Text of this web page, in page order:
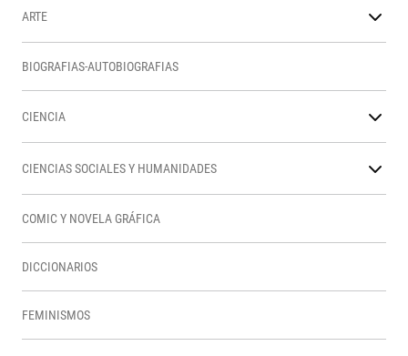
ARTE
BIOGRAFIAS-AUTOBIOGRAFIAS
CIENCIA
CIENCIAS SOCIALES Y HUMANIDADES
COMIC Y NOVELA GRÁFICA
DICCIONARIOS
FEMINISMOS